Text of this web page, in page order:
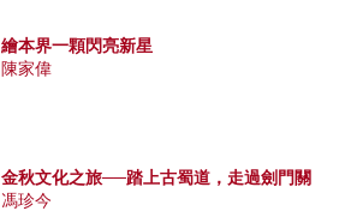
繪本界一顆閃亮新星
陳家偉
金秋文化之旅──踏上古蜀道，走過劍門關
馮珍今